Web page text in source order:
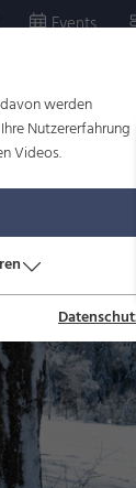
Events
SERVICE
werden
Nutzererfahrung
Videos.